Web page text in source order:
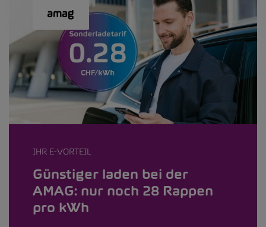
IHR E-VORTEIL
Günstiger laden bei der
AMAG: nur noch 28 Rappen
pro kWh